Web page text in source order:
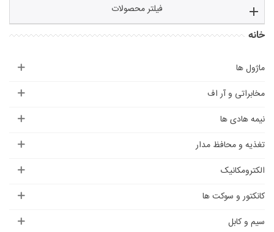
فیلتر محصولات
خانه
ماژول ها
مخابراتی و آر اف
نیمه هادی ها
تغذیه و محافظ مدار
الکترومکانیک
کانکتور و سوکت ها
سیم و کابل